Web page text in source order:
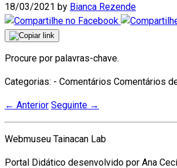
18/03/2021 by Bianca Rezende
Procure por palavras-chave.
Categorias: - Comentários Comentários
← Anterior Seguinte →
Webmuseu Tainacan Lab
Portal Didático desenvolvido por Ana